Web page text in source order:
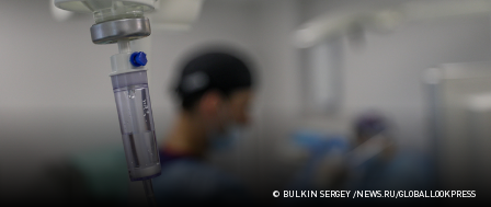
© BULKIN SERGEY /NEWS.RU/GLOBALLOOKPRESS